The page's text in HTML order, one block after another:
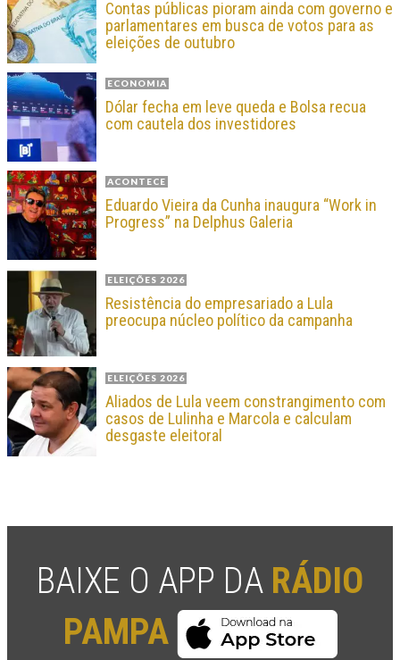
Contas públicas pioram ainda com governo e
parlamentares em busca de votos para as
eleições de outubro
ECONOMIA
Dólar fecha em leve queda e Bolsa recua
com cautela dos investidores
ACONTECE
Eduardo Vieira da Cunha inaugura “Work in
Progress” na Delphus Galeria
ELEIÇÕES 2026
Resistência do empresariado a Lula
preocupa núcleo político da campanha
ELEIÇÕES 2026
Aliados de Lula veem constrangimento com
casos de Lulinha e Marcola e calculam
desgaste eleitoral
BAIXE O APP DA RÁDIO
PAMPA